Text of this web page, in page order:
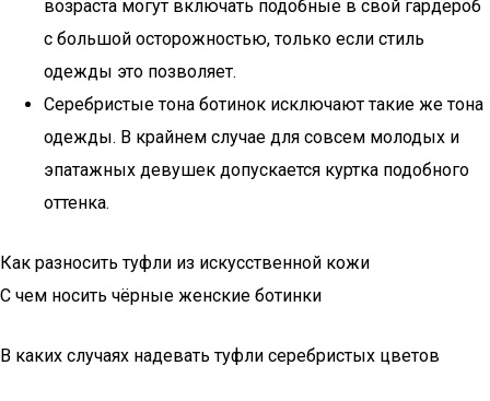
возраста могут включать подобные в свой гардероб
с большой осторожностью, только если стиль
одежды это позволяет.
Серебристые тона ботинок исключают такие же тона
одежды. В крайнем случае для совсем молодых и
эпатажных девушек допускается куртка подобного
оттенка.
Как разносить туфли из искусственной кожи
С чем носить чёрные женские ботинки
В каких случаях надевать туфли серебристых цветов